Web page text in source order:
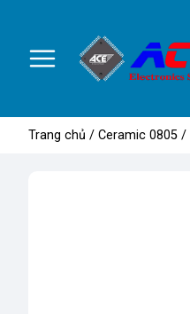
Trang chủ / Ceramic 0805 /